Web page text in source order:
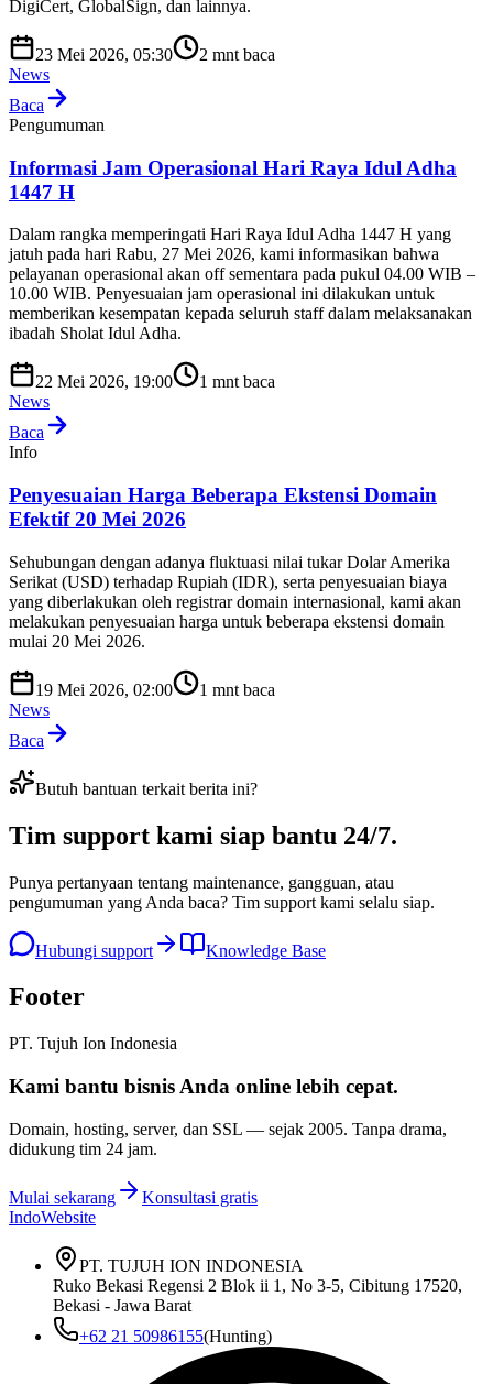
DigiCert, GlobalSign, dan lainnya.
23 Mei 2026, 05:30 2 mnt baca
News
Baca
Pengumuman
Informasi Jam Operasional Hari Raya Idul Adha
1447 H
Dalam rangka memperingati Hari Raya Idul Adha 1447 H yang
jatuh pada hari Rabu, 27 Mei 2026, kami informasikan bahwa
pelayanan operasional akan off sementara pada pukul 04.00 WIB –
10.00 WIB. Penyesuaian jam operasional ini dilakukan untuk
memberikan kesempatan kepada seluruh staff dalam melaksanakan
ibadah Sholat Idul Adha.
22 Mei 2026, 19:00 1 mnt baca
News
Baca
Info
Penyesuaian Harga Beberapa Ekstensi Domain
Efektif 20 Mei 2026
Sehubungan dengan adanya fluktuasi nilai tukar Dolar Amerika
Serikat (USD) terhadap Rupiah (IDR), serta penyesuaian biaya
yang diberlakukan oleh registrar domain internasional, kami akan
melakukan penyesuaian harga untuk beberapa ekstensi domain
mulai 20 Mei 2026.
19 Mei 2026, 02:00 1 mnt baca
News
Baca
Butuh bantuan terkait berita ini?
Tim support kami siap bantu 24/7.
Punya pertanyaan tentang maintenance, gangguan, atau
pengumuman yang Anda baca? Tim support kami selalu siap.
Hubungi support Knowledge Base
Footer
PT. Tujuh Ion Indonesia
Kami bantu bisnis Anda online lebih cepat.
Domain, hosting, server, dan SSL — sejak 2005. Tanpa drama,
didukung tim 24 jam.
Mulai sekarang
Konsultasi gratis
IndoWebsite
PT. TUJUH ION INDONESIA
Ruko Bekasi Regensi 2 Blok ii 1, No 3-5, Cibitung 17520,
Bekasi - Jawa Barat
+62 21 50986155(Hunting)